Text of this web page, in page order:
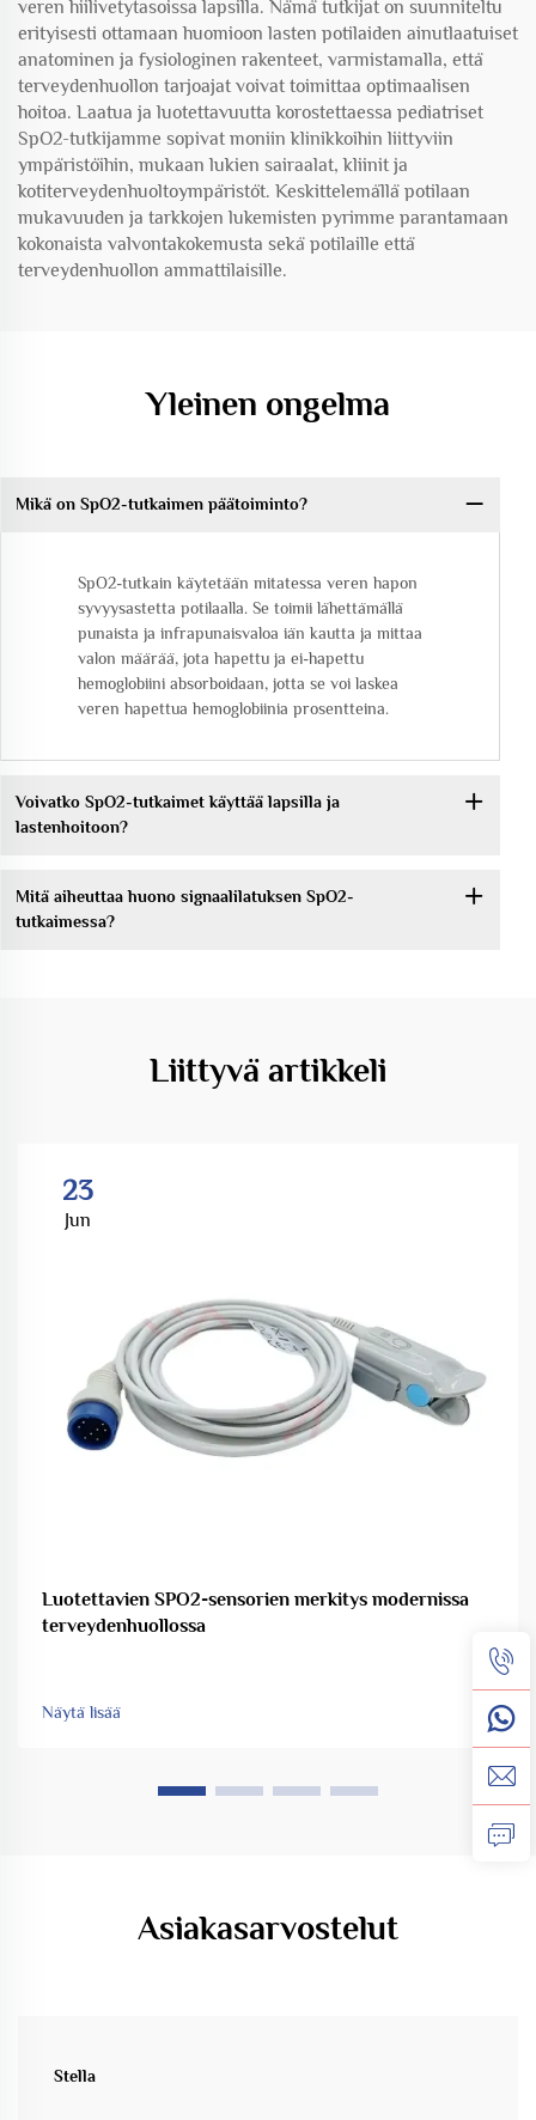
veren hiilivetytasoissa lapsilla. Nämä tutkijat on suunniteltu
erityisesti ottamaan huomioon lasten potilaiden ainutlaatuiset
anatominen ja fysiologinen rakenteet, varmistamalla, että
terveydenhuollon tarjoajat voivat toimittaa optimaalisen
hoitoa. Laatua ja luotettavuutta korostettaessa pediatriset
SpO2-tutkijamme sopivat moniin klinikkoihin liittyviin
ympäristöihin, mukaan lukien sairaalat, kliinit ja
kotiterveydenhuoltoympäristöt. Keskittelemällä potilaan
mukavuuden ja tarkkojen lukemisten pyrimme parantamaan
kokonaista valvontakokemusta sekä potilaille että
terveydenhuollon ammattilaisille.
Yleinen ongelma
Mikä on SpO2-tutkaimen päätoiminto?
SpO2-tutkain käytetään mitatessa veren hapon
syvyysastetta potilaalla. Se toimii lähettämällä
punaista ja infrapunaisvaloa iän kautta ja mittaa
valon määrää, jota hapettu ja ei-hapettu
hemoglobiini absorboidaan, jotta se voi laskea
veren hapettua hemoglobiinia prosentteina.
Voivatko SpO2-tutkaimet käyttää lapsilla ja
lastenhoitoon?
Mitä aiheuttaa huono signaalilatuksen SpO2-
tutkaimessa?
Liittyvä artikkeli
23
Jun
Luotettavien SPO2-sensorien merkitys modernissa
terveydenhuollossa
Näytä lisää
Asiakasarvostelut
Stella